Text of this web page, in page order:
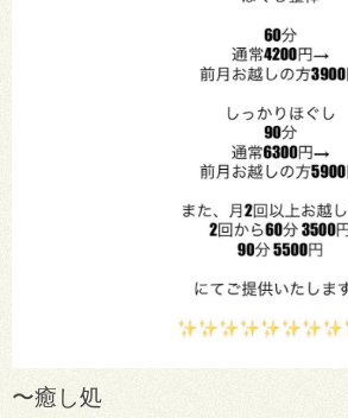
〜癒し処